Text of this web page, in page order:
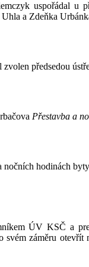
uspořádal u
a Zdeňka
předsedou
Přestavba a
hodinách
ÚV KSČ a
záměru